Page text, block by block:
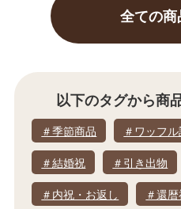
全ての
以下のタグから商
＃季節商品
＃ワッフ
＃結婚祝
＃引き出物
＃内祝・お返し
＃還